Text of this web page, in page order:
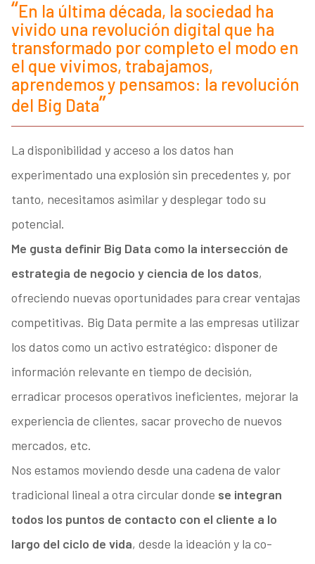
En la última década, la sociedad ha
vivido una revolución digital que ha
transformado por completo el modo en
el que vivimos, trabajamos,
aprendemos y pensamos: la revolución
del Big Data
La disponibilidad y acceso a los datos han
experimentado una explosión sin precedentes y, por
tanto, necesitamos asimilar y desplegar todo su
potencial.
Me gusta definir Big Data como la intersección de
estrategia de negocio y ciencia de los datos,
ofreciendo nuevas oportunidades para crear ventajas
competitivas. Big Data permite a las empresas utilizar
los datos como un activo estratégico: disponer de
información relevante en tiempo de decisión,
erradicar procesos operativos ineficientes, mejorar la
experiencia de clientes, sacar provecho de nuevos
mercados, etc.
Nos estamos moviendo desde una cadena de valor
tradicional lineal a otra circular donde se integran
todos los puntos de contacto con el cliente a lo
largo del ciclo de vida, desde la ideación y la co-